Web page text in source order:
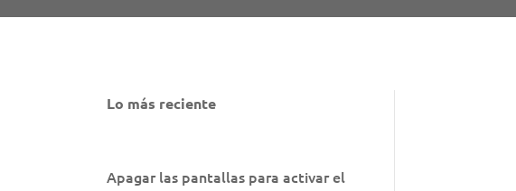
Lo más reciente
Apagar las pantallas para activar el